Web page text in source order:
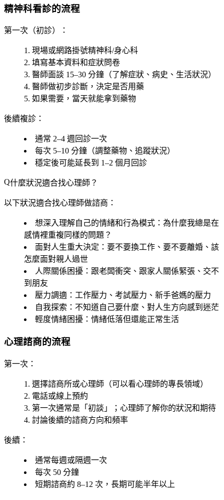
精神科看診的流程
第一次（初診） ：
現場或網路掛號精神科/身心科
填寫基本資料和症狀問卷
醫師面談 15–30 分鐘（了解症狀、病史、生活狀況）
醫師做初步診斷，決定是否用藥
如果需要，當天就能拿到藥物
後續複診 ：
通常 2–4 週回診一次
每次 5–10 分鐘（調整藥物、追蹤狀況）
穩定後可能延長到 1–2 個月回診
什麼狀況適合找心理師？
以下狀況適合找心理師做諮商：
想深入理解自己的情緒和行為模式 ：為什麼我總是在
感情裡重複同樣的問題？
面對人生重大決定 ：要不要換工作、要不要離婚、該
怎麼面對親人過世
人際關係困擾 ：跟老闆衝突、跟家人關係緊張、交不
到朋友
壓力調適 ：工作壓力、考試壓力、新手爸媽的壓力
自我探索 ：不知道自己要什麼、對人生方向感到迷茫
輕度情緒困擾 ：情緒低落但還能正常生活
心理諮商的流程
第一次 ：
選擇諮商所或心理師（可以看心理師的專長領域）
電話或線上預約
第一次通常是「初談」；心理師了解你的狀況和期待
討論後續的諮商方向和頻率
後續 ：
通常每週或隔週一次
每次 50 分鐘
短期諮商約 8–12 次，長期可能半年以上